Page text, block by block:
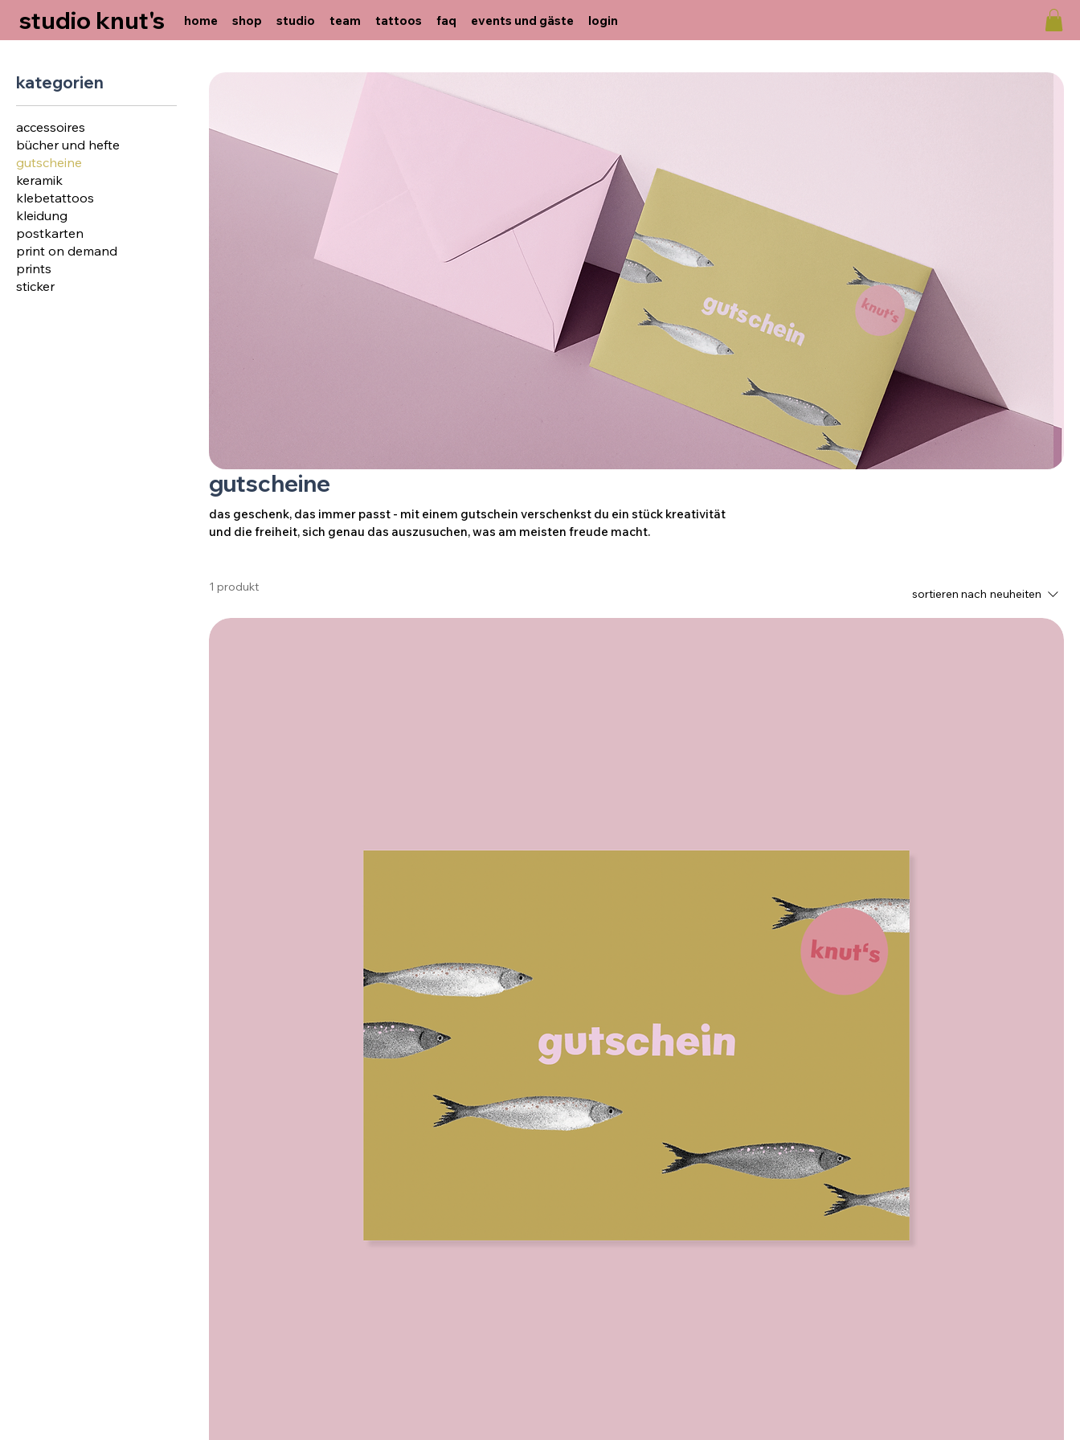
studio knut's home shop studio team tattoos faq events und gäste login
kategorien
accessoires
bücher und hefte
gutscheine
keramik
klebetattoos
kleidung
postkarten
print on demand
prints
sticker
gutscheine
das geschenk, das immer passt - mit einem gutschein verschenkst du ein stück kreativität
und die freiheit, sich genau das auszusuchen, was am meisten freude macht.
1 produkt sortieren nach neuheiten